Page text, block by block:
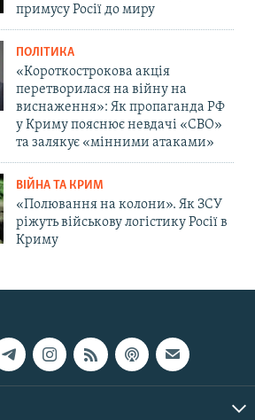
примусу Росії до миру
ПОЛІТИКА
«Короткострокова акція
перетворилася на війну на
виснаження»: Як пропаганда РФ
у Криму пояснює невдачі «СВО»
та залякує «мінними атаками»
ВІЙНА ТА КРИМ
«Полювання на колони». Як ЗСУ
ріжуть військову логістику Росії в
Криму